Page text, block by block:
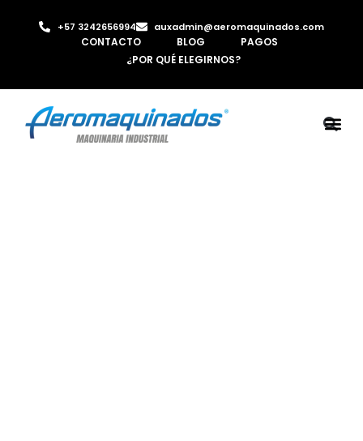
+57 3242656994 auxadmin@aeromaquinados.com
CONTACTO BLOG
PAGOS
¿POR QUÉ ELEGIRNOS?